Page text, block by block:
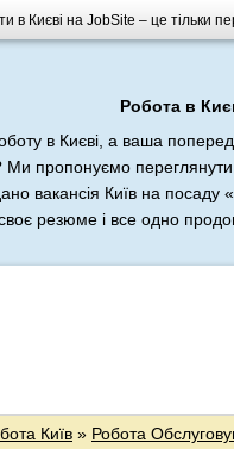
в Києві на JobSite – це тільки
Робота в
в Києві, а ваша
пропонуємо переглянути
вакансія Київ на посаду
резюме і все одно
Київ » Робота